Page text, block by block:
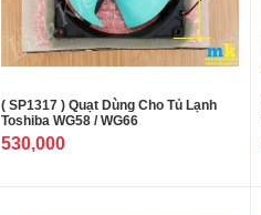
( SP1317 ) Quạt Dùng Cho Tủ Lạnh
Toshiba WG58 / WG66
530,000